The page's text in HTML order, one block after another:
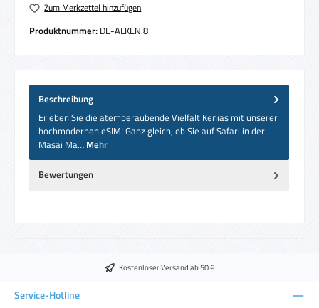
Zum Merkzettel hinzufügen
Produktnummer: DE-ALKEN.8
Beschreibung
Erleben Sie die atemberaubende Vielfalt Kenias mit unserer
hochmodernen eSIM! Ganz gleich, ob Sie auf Safari in der
Masai Ma… Mehr
Bewertungen
Kostenloser Versand ab 50 €
Service-Hotline